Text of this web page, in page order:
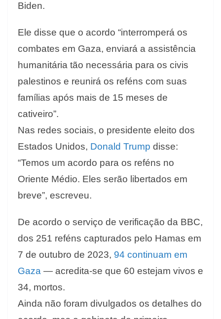
Biden.
Ele disse que o acordo “interromperá os
combates em Gaza, enviará a assistência
humanitária tão necessária para os civis
palestinos e reunirá os reféns com suas
famílias após mais de 15 meses de
cativeiro”.
Nas redes sociais, o presidente eleito dos
Estados Unidos, Donald Trump disse:
“Temos um acordo para os reféns no
Oriente Médio. Eles serão libertados em
breve”, escreveu.
De acordo o serviço de verificação da BBC,
dos 251 reféns capturados pelo Hamas em
7 de outubro de 2023, 94 continuam em
Gaza — acredita-se que 60 estejam vivos e
34, mortos.
Ainda não foram divulgados os detalhes do